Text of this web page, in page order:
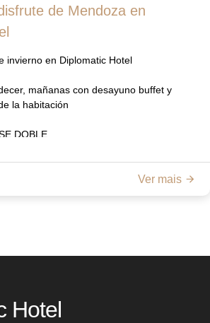
de verano y gimnasio -
fotos en espacios comunes (Escalera
Rivadavia, Solárium)
de Mendoza en
invierno en Diplomatic Hotel
mañanas con desayuno buffet y
la habitación
DOBLE
+ IVA
Ver mais
Hotel